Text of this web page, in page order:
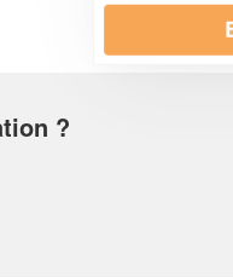
?
En savoir plus